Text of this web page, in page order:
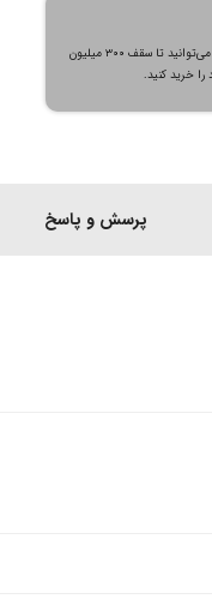
با خرید چکی از «انتخاب من»، می‌توانید تا سقف ۳۰۰ میلیون
خرید کنید.
پرسش و پاسخ